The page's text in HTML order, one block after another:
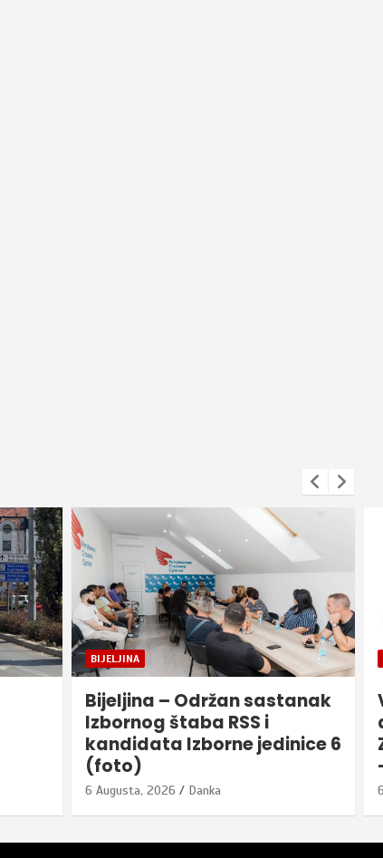
BIJELJINA
Bijeljina – Održan sastanak
Izbornog štaba RSS i
kandidata Izborne jedinice 6
(foto)
6 Augusta, 2026 Danka